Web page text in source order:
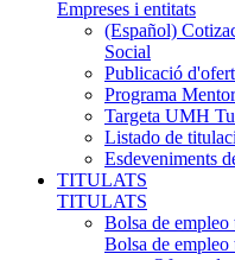
Empreses i entitats
(Español)
Social
Publicació
Programa
Targeta UMH
Listado de
Esdeveniments
TITULATS
TITULATS
Bolsa de
Bolsa de